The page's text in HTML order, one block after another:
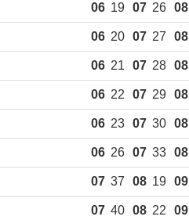
06 19 07 26 08
06 20 07 27 08
06 21 07 28 08
06 22 07 29 08
06 23 07 30 08
06 26 07 33 08
07 37 08 19 09
07 40 08 22 09